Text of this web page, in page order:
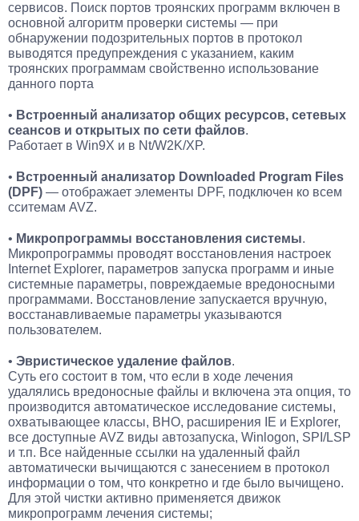
сервисов. Поиск портов троянских программ включен в
основной алгоритм проверки системы — при
обнаружении подозрительных портов в протокол
выводятся предупреждения с указанием, каким
троянских программам свойственно использование
данного порта
• Встроенный анализатор общих ресурсов, сетевых
сеансов и открытых по сети файлов.
Работает в Win9X и в Nt/W2K/XP.
• Встроенный анализатор Downloaded Program Files
(DPF) — отображает элементы DPF, подключен ко всем
сситемам AVZ.
• Микропрограммы восстановления системы.
Микропрограммы проводят восстановления настроек
Internet Explorer, параметров запуска программ и иные
системные параметры, повреждаемые вредоносными
программами. Восстановление запускается вручную,
восстанавливаемые параметры указываются
пользователем.
• Эвристическое удаление файлов.
Суть его состоит в том, что если в ходе лечения
удалялись вредоносные файлы и включена эта опция, то
производится автоматическое исследование системы,
охватывающее классы, BHO, расширения IE и Explorer,
все доступные AVZ виды автозапуска, Winlogon, SPI/LSP
и т.п. Все найденные ссылки на удаленный файл
автоматически вычищаются с занесением в протокол
информации о том, что конкретно и где было вычищено.
Для этой чистки активно применяется движок
микропрограмм лечения системы;